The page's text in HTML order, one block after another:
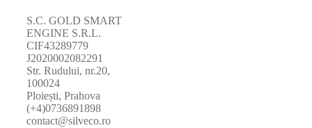
S.C. GOLD SMART
ENGINE S.R.L.
CIF43289779
J2020002082291
Str. Rudului, nr.20,
100024
Ploiești, Prahova
(+4)0736891898
contact@silveco.ro